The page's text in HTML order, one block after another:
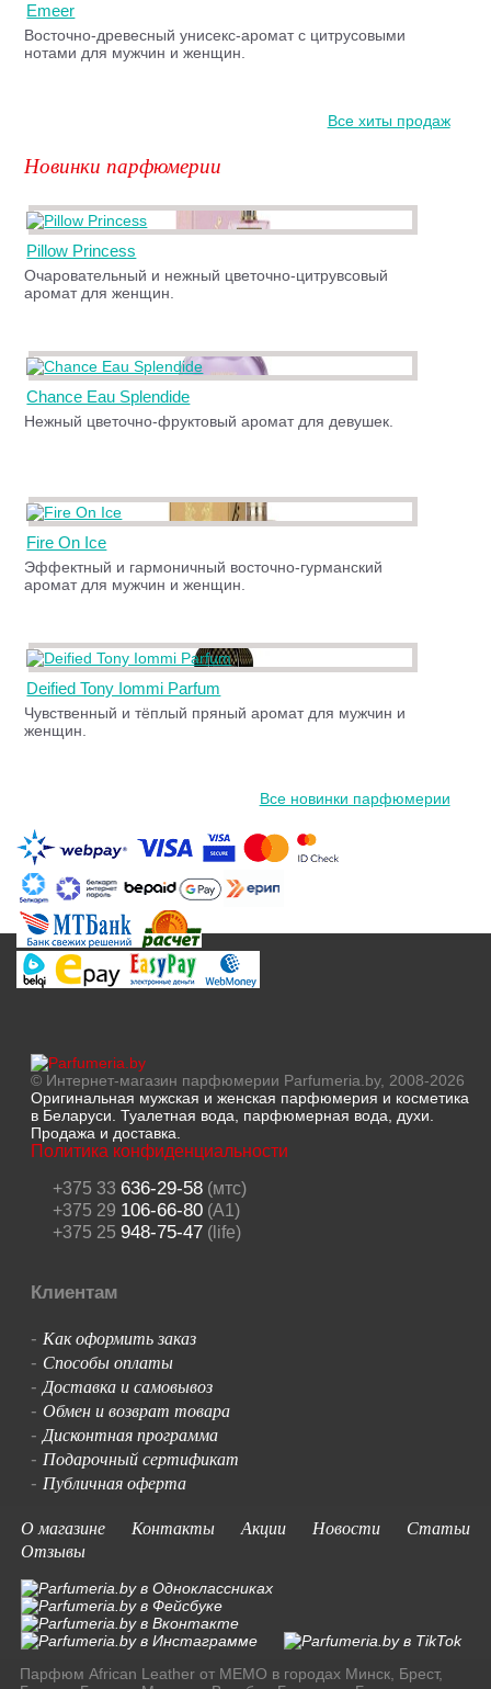
Emeer
Восточно-древесный унисекс-аромат с цитрусовыми
нотами для мужчин и женщин.
Все хиты продаж
Новинки парфюмерии
Pillow Princess
Очаровательный и нежный цветочно-цитрувсовый
аромат для женщин.
Chance Eau Splendide
Нежный цветочно-фруктовый аромат для девушек.
Fire On Ice
Эффектный и гармоничный восточно-гурманский
аромат для мужчин и женщин.
Deified Tony Iommi Parfum
Чувственный и тёплый пряный аромат для мужчин и
женщин.
Все новинки парфюмерии
© Интернет-магазин парфюмерии Parfumeria.by, 2008-2026
Оригинальная мужская и женская парфюмерия и косметика
в Беларуси. Туалетная вода, парфюмерная вода, духи.
Продажа и доставка.
Политика конфиденциальности
+375 33 636-29-58(мтс)
+375 29 106-66-80(A1)
+375 25 948-75-47(life)
Клиентам
- Как оформить заказ
- Способы оплаты
-Доставка и самовывоз
- Обмен и возврат товара
-Дисконтная программа
- Подарочный сертификат
- Публичная оферта
О магазине
Контакты Акции Новости
Статьи
Отзывы
Парфюм African Leather от MEMO в городах Минск, Брест,